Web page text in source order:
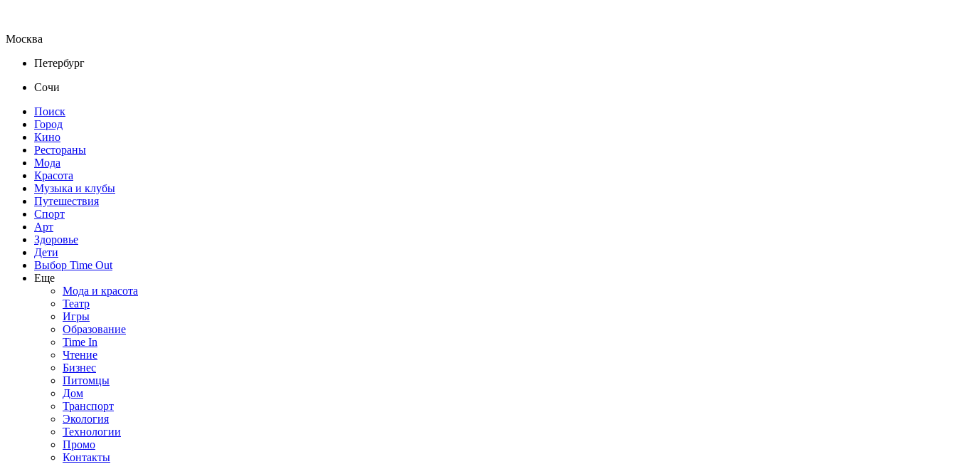
Москва
Петербург
Сочи
Поиск
Город
Кино
Рестораны
Мода
Красота
Музыка и клубы
Путешествия
Спорт
Арт
Здоровье
Дети
Выбор Time Out
Еще
Мода и красота
Театр
Игры
Образование
Time In
Чтение
Бизнес
Питомцы
Дом
Транспорт
Экология
Технологии
Промо
Контакты